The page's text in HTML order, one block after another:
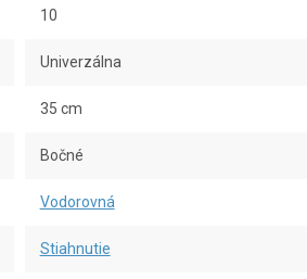
10
Univerzálna
35 cm
Bočné
Vodorovná
Stiahnutie